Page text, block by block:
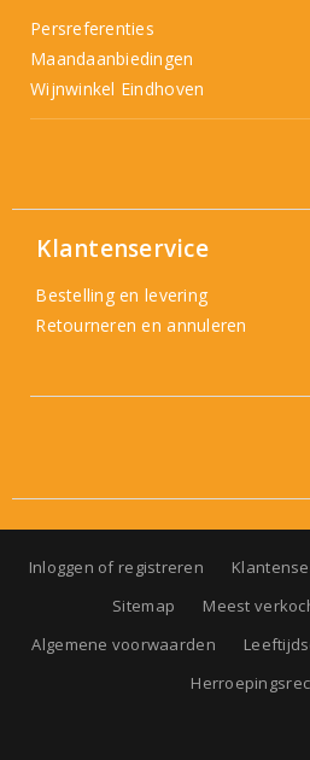
Persreferenties
Maandaanbiedingen
Wijnwinkel Eindhoven
Klantenservice
Bestelling en levering
Retourneren en annuleren
Inloggen of registreren
Sitemap
Meest
Algemene voorwaarden